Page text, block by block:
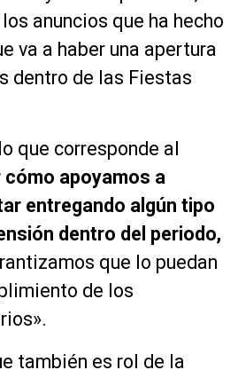
anuncios que ha hecho
va a haber una apertura
dentro de las Fiestas
que corresponde al
cómo apoyamos a
entregando algún tipo
dentro del periodo,
que lo puedan
de los
también es rol de la